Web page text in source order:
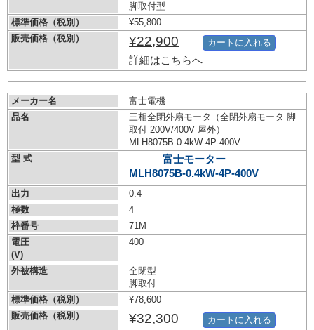
脚取付型
標準価格（税別）
¥55,800
販売価格（税別）
¥22,900
詳細はこちらへ
カートに入れる
メーカー名
富士電機
品名
三相全閉外扇モータ（全閉外扇モータ 脚
取付 200V/400V 屋外）
MLH8075B-0.4kW-4P-400V
型 式
富士モーター
MLH8075B-0.4kW-4P-400V
出力
0.4
極数
4
枠番号
71M
電圧
(V)
400
外被構造
全閉型
脚取付
標準価格（税別）
¥78,600
販売価格（税別）
¥32,300 カートに入れる